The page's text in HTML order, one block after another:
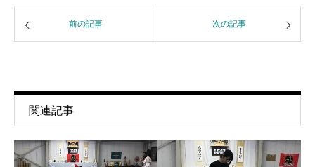
前の記事 次の記事
関連記事